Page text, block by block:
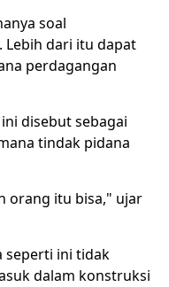
soal
Lebih dari itu dapat
perdagangan
disebut sebagai
tindak pidana
orang itu bisa," ujar
seperti ini tidak
dalam konstruksi